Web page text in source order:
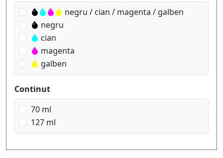
negru / cian / magenta / galben
negru
cian
magenta
galben
Continut
70 ml
127 ml